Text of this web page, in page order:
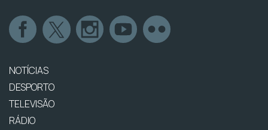
NOTÍCIAS
DESPORTO
TELEVISÃO
RÁDIO